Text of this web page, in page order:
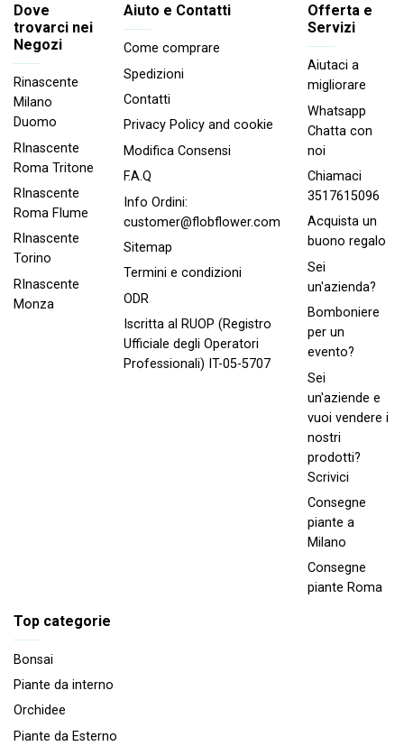
Dove
trovarci nei
Negozi
Rinascente
Milano
Duomo
RInascente
Roma Tritone
RInascente
Roma FIume
RInascente
Torino
RInascente
Monza
Aiuto e Contatti
Come comprare
Spedizioni
Contatti
Privacy Policy and cookie
Modifica Consensi
F.A.Q
Info Ordini:
customer@flobflower.com
Sitemap
Termini e condizioni
ODR
Iscritta al RUOP (Registro
Ufficiale degli Operatori
Professionali) IT-05-5707
Offerta e
Servizi
Aiutaci a
migliorare
Whatsapp
Chatta con
noi
Chiamaci
3517615096
Acquista un
buono regalo
Sei
un'azienda?
Bomboniere
per un
evento?
Sei
un'aziende e
vuoi vendere i
nostri
prodotti?
Scrivici
Consegne
piante a
Milano
Consegne
piante Roma
Top categorie
Bonsai
Piante da interno
Orchidee
Piante da Esterno